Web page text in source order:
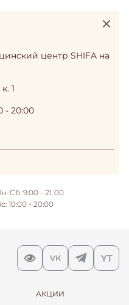
центр SHIFA на
1
- 20:00
Сб: 9:00 - 21.:00
10:00 - 20:00
АКЦИИ